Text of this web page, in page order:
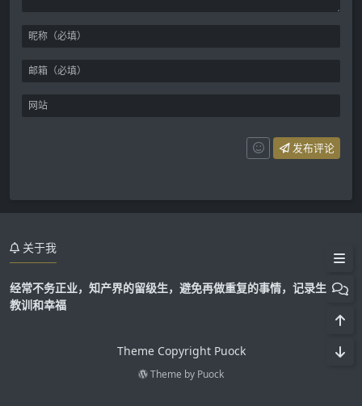
发布评论
德国专利的保护期限
法国专利的保护期限
新西兰专利的保护期限
关于我
经常不务正业，知产界的留级生，避免再做重复的事情，记录生活的
教训和幸福
Theme Copyright Puock
Theme by Puock